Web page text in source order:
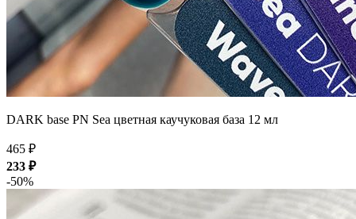
DARK base PN Sea цветная каучуковая база 12 мл
465 ₽
233 ₽
-50%